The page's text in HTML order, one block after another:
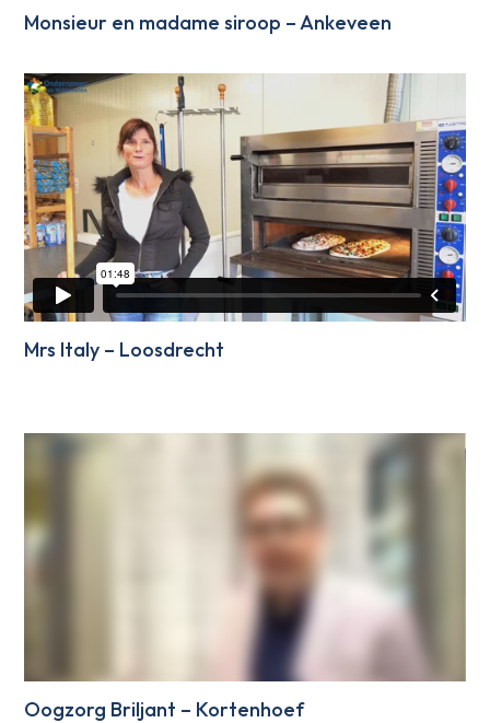
Monsieur en madame siroop – Ankeveen
Mrs Italy – Loosdrecht
Oogzorg Briljant – Kortenhoef